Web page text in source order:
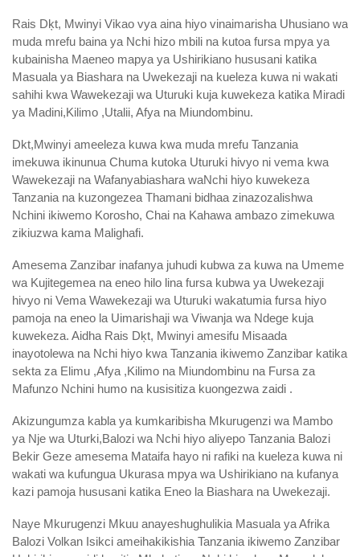
Rais Dķt, Mwinyi Vikao vya aina hiyo vinaimarisha Uhusiano wa
muda mrefu baina ya Nchi hizo mbili na kutoa fursa mpya ya
kubainisha Maeneo mapya ya Ushirikiano hususani katika
Masuala ya Biashara na Uwekezaji na kueleza kuwa ni wakati
sahihi kwa Wawekezaji wa Uturuki kuja kuwekeza katika Miradi
ya Madini,Kilimo ,Utalii, Afya na Miundombinu.
Dkt,Mwinyi ameeleza kuwa kwa muda mrefu Tanzania
imekuwa ikinunua Chuma kutoka Uturuki hivyo ni vema kwa
Wawekezaji na Wafanyabiashara waNchi hiyo kuwekeza
Tanzania na kuzongezea Thamani bidhaa zinazozalishwa
Nchini ikiwemo Korosho, Chai na Kahawa ambazo zimekuwa
zikiuzwa kama Malighafi.
Amesema Zanzibar inafanya juhudi kubwa za kuwa na Umeme
wa Kujitegemea na eneo hilo lina fursa kubwa ya Uwekezaji
hivyo ni Vema Wawekezaji wa Uturuki wakatumia fursa hiyo
pamoja na eneo la Uimarishaji wa Viwanja wa Ndege kuja
kuwekeza. Aidha Rais Dķt, Mwinyi amesifu Misaada
inayotolewa na Nchi hiyo kwa Tanzania ikiwemo Zanzibar katika
sekta za Elimu ,Afya ,Kilimo na Miundombinu na Fursa za
Mafunzo Nchini humo na kusisitiza kuongezwa zaidi .
Akizungumza kabla ya kumkaribisha Mkurugenzi wa Mambo
ya Nje wa Uturki,Balozi wa Nchi hiyo aliyepo Tanzania Balozi
Bekir Geze amesema Mataifa hayo ni rafiki na kueleza kuwa ni
wakati wa kufungua Ukurasa mpya wa Ushirikiano na kufanya
kazi pamoja hususani katika Eneo la Biashara na Uwekezaji.
Naye Mkurugenzi Mkuu anayeshughulikia Masuala ya Afrika
Balozi Volkan Isikci ameihakikishia Tanzania ikiwemo Zanzibar